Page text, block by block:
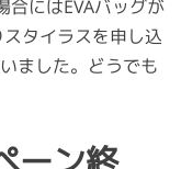
合にはEVAバッグが
タイラスを申し込
ました。どうでも
ーン終